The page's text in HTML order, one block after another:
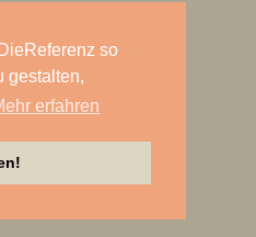
so
gestalten,
erfahren